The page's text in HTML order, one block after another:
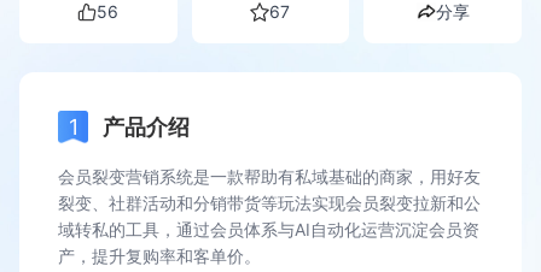
56 67 分享
产品介绍
会员裂变营销系统是一款帮助有私域基础的商家，用好友
裂变、社群活动和分销带货等玩法实现会员裂变拉新和公
域转私的工具，通过会员体系与AI自动化运营沉淀会员资
产，提升复购率和客单价。